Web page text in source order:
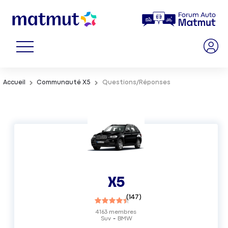
Accueil Communauté X5 Questions/Réponses
X5
(147)
Suv BMW
4163 membres